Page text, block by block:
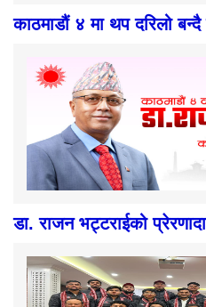
काठमाडौं ४ मा थप दरिलो
डा. राजन भट्टराईको